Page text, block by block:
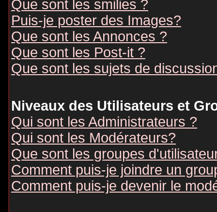
Que sont les smilies ?
Puis-je poster des Images?
Que sont les Annonces ?
Que sont les Post-it ?
Que sont les sujets de
Niveaux des Utilisateurs et
Qui sont les Administrateurs ?
Qui sont les Modérateurs?
Que sont les groupes
Comment puis-je joindre un
Comment puis-je devenir le